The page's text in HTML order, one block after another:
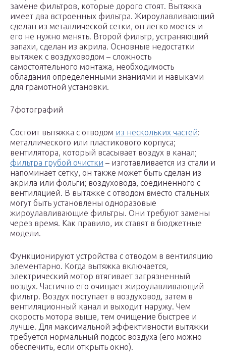
замене фильтров, которые дорого стоят. Вытяжка
имеет два встроенных фильтра. Жироулавливающий
сделан из металлической сетки, он легко моется и
его не нужно менять. Второй фильтр, устраняющий
запахи, сделан из акрила. Основные недостатки
вытяжек с воздуховодом – сложность
самостоятельного монтажа, необходимость
обладания определенными знаниями и навыками
для грамотной установки.
7фотографий
Состоит вытяжка с отводом из нескольких частей:
металлического или пластикового корпуса;
вентилятора, который всасывает воздух в канал;
фильтра грубой очистки – изготавливается из стали и
напоминает сетку, он также может быть сделан из
акрила или фольги; воздуховода, соединенного с
вентиляцией. В вытяжке с отводом вместо стальных
могут быть установлены одноразовые
жироулавливающие фильтры. Они требуют замены
через время. Как правило, их ставят в бюджетные
модели.
Функционируют устройства с отводом в вентиляцию
элементарно. Когда вытяжка включается,
электрический мотор втягивает загрязненный
воздух. Частично его очищает жироулавливающий
фильтр. Воздух поступает в воздуховод, затем в
вентиляционный канал и выходит наружу. Чем
скорость мотора выше, тем очищение быстрее и
лучше. Для максимальной эффективности вытяжки
требуется нормальный подсос воздуха (его можно
обеспечить, если открыть окно).